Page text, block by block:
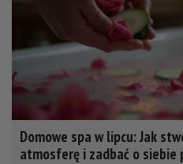
Domowe spa w lipcu: Jak
atmosferę i zadbać o siebie